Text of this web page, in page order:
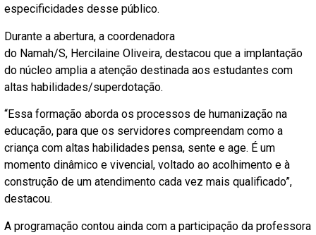
especificidades desse público.
Durante a abertura, a coordenadora
do Namah/S, Hercilaine Oliveira, destacou que a implantação
do núcleo amplia a atenção destinada aos estudantes com
altas habilidades/superdotação.
“Essa formação aborda os processos de humanização na
educação, para que os servidores compreendam como a
criança com altas habilidades pensa, sente e age. É um
momento dinâmico e vivencial, voltado ao acolhimento e à
construção de um atendimento cada vez mais qualificado”,
destacou.
A programação contou ainda com a participação da professora